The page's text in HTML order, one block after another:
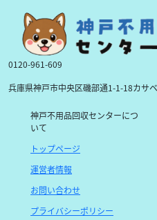
0120-961-609
兵庫県神戸市中央区磯部通1-1-18カサ
神戸不用品回収センターにつ
いて
トップページ
運営者情報
お問い合わせ
プライバシーポリシー